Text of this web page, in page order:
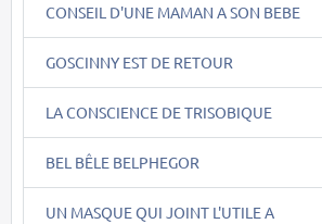
CONSEIL D'UNE MAMAN A SON BEBE
GOSCINNY EST DE RETOUR
LA CONSCIENCE DE TRISOBIQUE
BEL BÊLE BELPHEGOR
UN MASQUE QUI JOINT L'UTILE A